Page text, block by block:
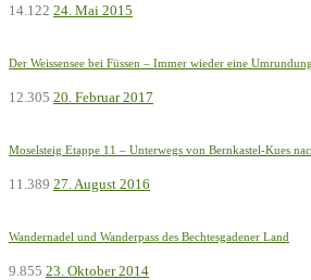
14.122 24. Mai 2015
Der Weissensee bei Füssen – Immer wieder eine
12.305 20. Februar 2017
Moselsteig Etappe 11 – Unterwegs von Bernkastel-Kues
11.389 27. August 2016
Wandernadel und Wanderpass des Bechtesgadener Land
9.855 23. Oktober 2014